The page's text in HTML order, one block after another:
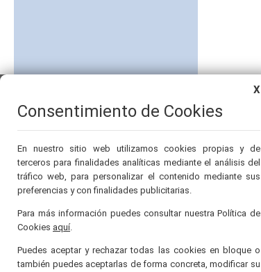
X
Consentimiento de Cookies
En nuestro sitio web utilizamos cookies propias y de
terceros para finalidades analíticas mediante el análisis del
tráfico web, para personalizar el contenido mediante sus
preferencias y con finalidades publicitarias.
Para más información puedes consultar nuestra Política de
Cookies aquí.
Puedes aceptar y rechazar todas las cookies en bloque o
también puedes aceptarlas de forma concreta, modificar su